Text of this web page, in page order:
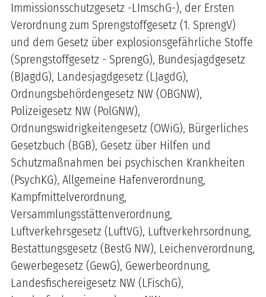
Immissionsschutzgesetz -LImschG-), der Ersten
Verordnung zum Sprengstoffgesetz (1. SprengV)
und dem Gesetz über explosionsgefährliche Stoffe
(Sprengstoffgesetz - SprengG), Bundesjagdgesetz
(BJagdG), Landesjagdgesetz (LJagdG),
Ordnungsbehördengesetz NW (OBGNW),
Polizeigesetz NW (PolGNW),
Ordnungswidrigkeitengesetz (OWiG), Bürgerliches
Gesetzbuch (BGB), Gesetz über Hilfen und
Schutzmaßnahmen bei psychischen Krankheiten
(PsychKG), Allgemeine Hafenverordnung,
Kampfmittelverordnung,
Versammlungsstättenverordnung,
Luftverkehrsgesetz (LuftVG), Luftverkehrsordnung,
Bestattungsgesetz (BestG NW), Leichenverordnung,
Gewerbegesetz (GewG), Gewerbeordnung,
Landesfischereigesetz NW (LFischG),